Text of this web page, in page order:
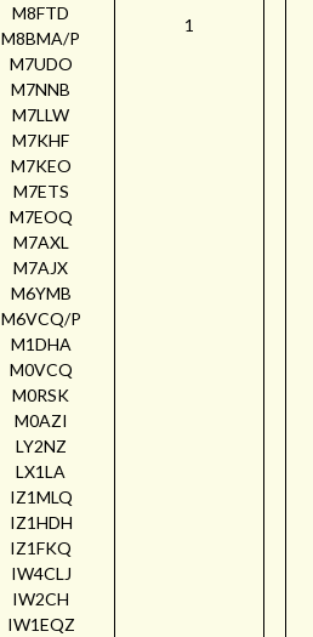
M8FTD
M8BMA/P
M7UDO
M7NNB
M7LLW
M7KHF
M7KEO
M7ETS
M7EOQ
M7AXL
M7AJX
M6YMB
M6VCQ/P
M1DHA
M0VCQ
M0RSK
M0AZI
LY2NZ
LX1LA
IZ1MLQ
IZ1HDH
IZ1FKQ
IW4CLJ
IW2CH
IW1EQZ
1